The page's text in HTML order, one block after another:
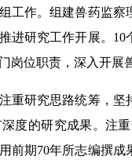
工作。组建兽药监
进研究工作开展。
岗位职责，深入开展
重研究思路统筹，
度的研究成果。注
前期70年所志编撰